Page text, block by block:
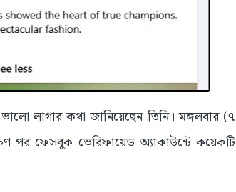
লাগার কথা জানিয়েছেন তিনি। মঙ্গলবার (৭
পর ফেসবুক ভেরিফায়েড অ্যাকাউন্টে কয়েকটি